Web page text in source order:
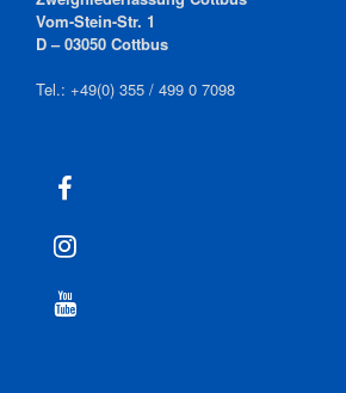
Vom-Stein-Str. 1
D – 03050 Cottbus
Tel.: +49(0) 355 / 499 0 7098